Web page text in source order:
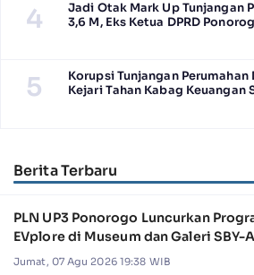
4
Jadi Otak Mark Up Tunjangan
3,6 M, Eks Ketua DPRD
5
Korupsi Tunjangan Perumahan
Kejari Tahan Kabag Keuangan
Berita Terbaru
PLN UP3 Ponorogo Luncurkan
EVplore di Museum dan Galeri SBY-
Jumat, 07 Agu 2026 19:38 WIB